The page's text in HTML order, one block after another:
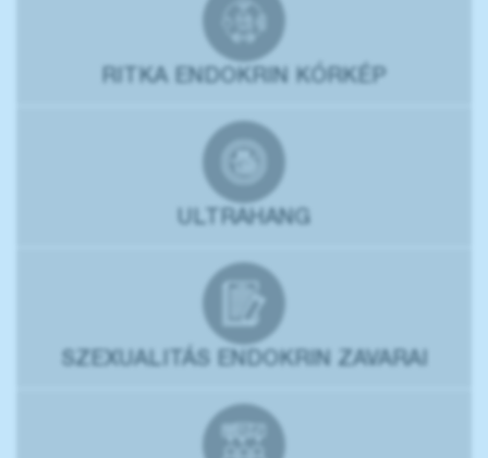
RITKA ENDOKRIN KÓRKÉP
ULTRAHANG
SZEXUALITÁS ENDOKRIN ZAVARAI